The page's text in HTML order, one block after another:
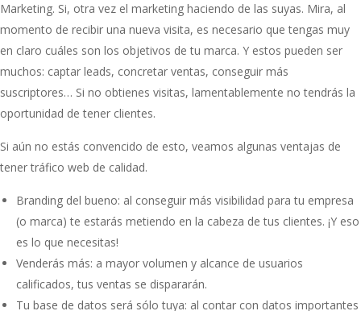
Marketing. Si, otra vez el marketing haciendo de las suyas. Mira, al
momento de recibir una nueva visita, es necesario que tengas muy
en claro cuáles son los objetivos de tu marca. Y estos pueden ser
muchos: captar leads, concretar ventas, conseguir más
suscriptores… Si no obtienes visitas, lamentablemente no tendrás la
oportunidad de tener clientes.
Si aún no estás convencido de esto, veamos algunas ventajas de
tener tráfico web de calidad.
Branding del bueno: al conseguir más visibilidad para tu empresa
(o marca) te estarás metiendo en la cabeza de tus clientes. ¡Y eso
es lo que necesitas!
Venderás más: a mayor volumen y alcance de usuarios
calificados, tus ventas se dispararán.
Tu base de datos será sólo tuya: al contar con datos importantes